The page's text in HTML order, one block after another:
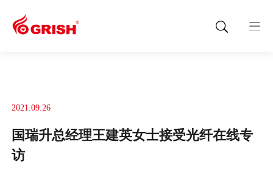
2021.09.26
国瑞升总经理王建英女士接受光纤在线专
访